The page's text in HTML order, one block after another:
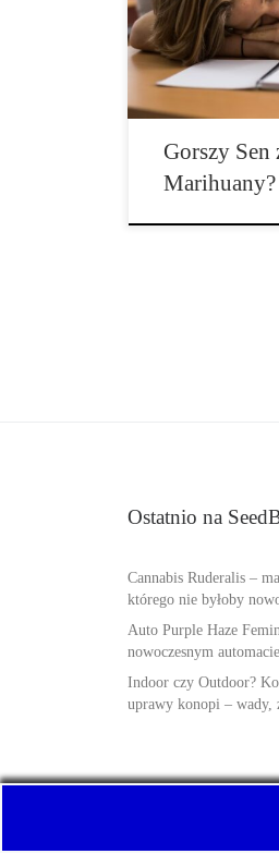
przeprowadzonej
spożywasz […]
Gorszy Sen
Marihuany?
Ostatnio na
Cannabis Ruderalis –
którego nie byłoby
Auto Purple Haze
nowoczesnym automacie
Indoor czy Outdoor?
uprawy konopi – wady,